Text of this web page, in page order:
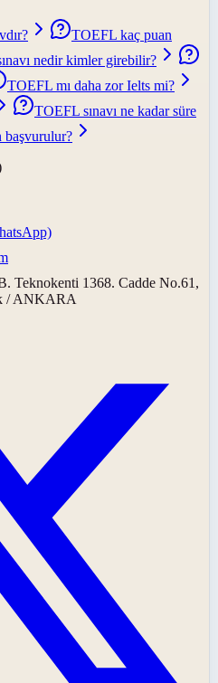
TOEFL kaç puan
nedir kimler girebilir?
TOEFL mı daha zor Ielts mi?
TOEFL sınavı ne kadar süre
başvurulur?
Teknokenti 1368. Cadde No.61,
/ ANKARA